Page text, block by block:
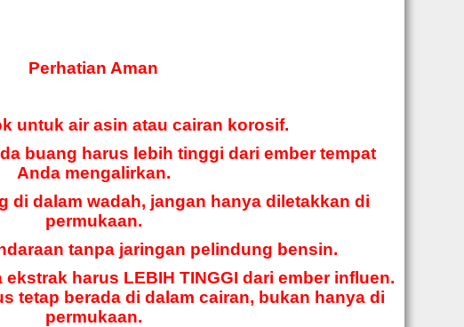
Perhatian Aman
untuk air asin atau cairan korosif.
buang harus lebih tinggi dari ember tempat
Anda mengalirkan.
di dalam wadah, jangan hanya diletakkan di
permukaan.
tanpa jaringan pelindung bensin.
harus LEBIH TINGGI dari ember influen.
tetap berada di dalam cairan, bukan hanya di
permukaan.